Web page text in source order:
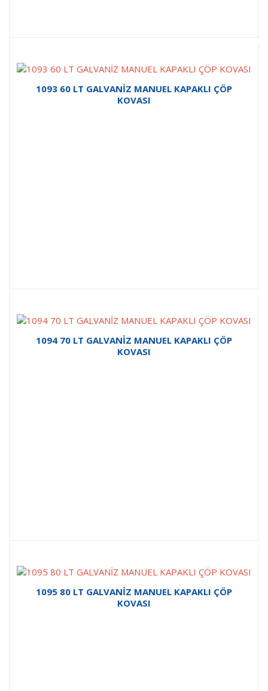
1093 60 LT GALVANİZ MANUEL KAPAKLI ÇÖP
KOVASI
1094 70 LT GALVANİZ MANUEL KAPAKLI ÇÖP
KOVASI
1095 80 LT GALVANİZ MANUEL KAPAKLI ÇÖP
KOVASI